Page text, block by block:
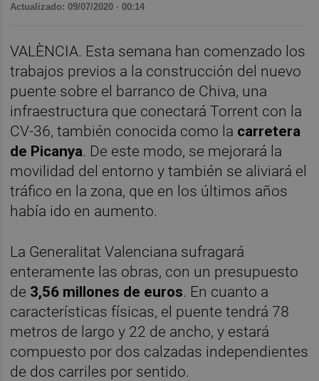
Actualizado: 09/07/2020 · 00:14
VALÈNCIA. Esta semana han comenzado los
trabajos previos a la construcción del nuevo
puente sobre el barranco de Chiva, una
infraestructura que conectará Torrent con la
CV-36, también conocida como la carretera
de Picanya. De este modo, se mejorará la
movilidad del entorno y también se aliviará el
tráfico en la zona, que en los últimos años
había ido en aumento.
La Generalitat Valenciana sufragará
enteramente las obras, con un presupuesto
de 3,56 millones de euros. En cuanto a
características físicas, el puente tendrá 78
metros de largo y 22 de ancho, y estará
compuesto por dos calzadas independientes
de dos carriles por sentido.